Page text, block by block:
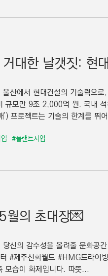
대한 날갯짓: 현
산에서 현대건설의 기술력으
규모만 9조 2,000억 원. 국내
프로젝트는 기술의 한계를 뛰
#플랜트사업
월의 초대장💌
신의 감수성을 올려줄 문화
터 #제주신화월드 #HMG드라
모습이 화제입니다. 따뜻...